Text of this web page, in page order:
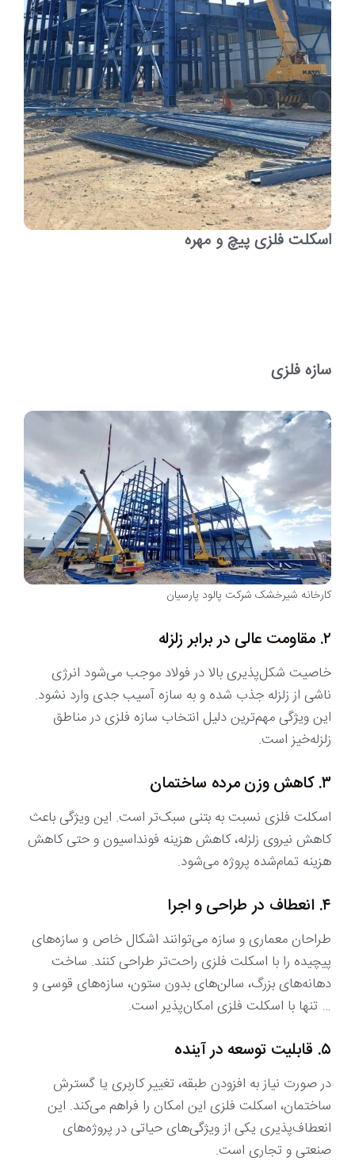
اسکلت فلزی پیچ و مهره
سازه فلزی
کارخانه شیرخشک شرکت پالود پارسیان
۲. مقاومت عالی در برابر زلزله
خاصیت شکل‌پذیری بالا در فولاد موجب می‌شود انرژی
ناشی از زلزله جذب شده و به سازه آسیب جدی وارد نشود.
این ویژگی مهم‌ترین دلیل انتخاب سازه فلزی در مناطق
زلزله‌خیز است.
۳. کاهش وزن مرده ساختمان
اسکلت فلزی نسبت به بتنی سبک‌تر است. این ویژگی باعث
کاهش نیروی زلزله، کاهش هزینه فونداسیون و حتی کاهش
هزینه تمام‌شده پروژه می‌شود.
۴. انعطاف در طراحی و اجرا
طراحان معماری و سازه می‌توانند اشکال خاص و سازه‌های
پیچیده را با اسکلت فلزی راحت‌تر طراحی کنند. ساخت
دهانه‌های بزرگ، سالن‌های بدون ستون، سازه‌های قوسی و
… تنها با اسکلت فلزی امکان‌پذیر است.
۵. قابلیت توسعه در آینده
در صورت نیاز به افزودن طبقه، تغییر کاربری یا گسترش
ساختمان، اسکلت فلزی این امکان را فراهم می‌کند. این
انعطاف‌پذیری یکی از ویژگی‌های حیاتی در پروژه‌های
صنعتی و تجاری است.